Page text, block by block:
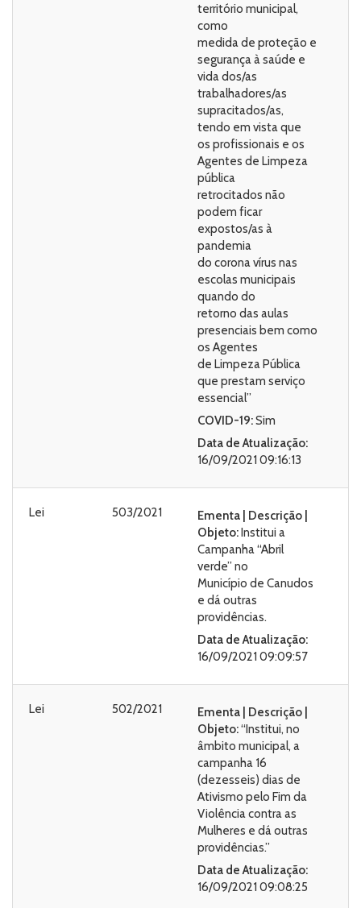
território municipal,
como
medida de proteção e
segurança à saúde e
vida dos/as
trabalhadores/as
supracitados/as,
tendo em vista que
os profissionais e os
Agentes de Limpeza
pública
retrocitados não
podem ficar
expostos/as à
pandemia
do corona vírus nas
escolas municipais
quando do
retorno das aulas
presenciais bem como
os Agentes
de Limpeza Pública
que prestam serviço
essencial”
COVID-19:Sim
Data de Atualização:
16/09/2021 09:16:13
Lei 503/2021
Ementa | Descrição |
Objeto:Institui a
Campanha “Abril
verde” no
Município de Canudos
e dá outras
providências.
Data de Atualização:
16/09/2021 09:09:57
Lei 502/2021
Ementa | Descrição |
Objeto:“Institui, no
âmbito municipal, a
campanha 16
(dezesseis) dias de
Ativismo pelo Fim da
Violência contra as
Mulheres e dá outras
providências.”
Data de Atualização:
16/09/2021 09:08:25